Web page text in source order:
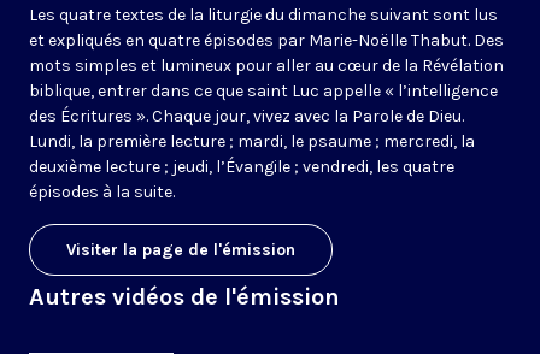
Les quatre textes de la liturgie du dimanche suivant sont lus
et expliqués en quatre épisodes par Marie-Noëlle Thabut. Des
mots simples et lumineux pour aller au cœur de la Révélation
biblique, entrer dans ce que saint Luc appelle « l’intelligence
des Écritures ». Chaque jour, vivez avec la Parole de Dieu.
Lundi, la première lecture ; mardi, le psaume ; mercredi, la
deuxième lecture ; jeudi, l’Évangile ; vendredi, les quatre
épisodes à la suite.
Visiter la page de l'émission
Autres vidéos de l'émission